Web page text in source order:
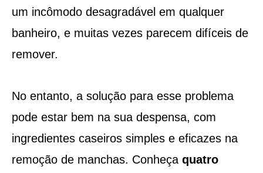
um incômodo desagradável em qualquer
banheiro, e muitas vezes parecem difíceis de
remover.
No entanto, a solução para esse problema
pode estar bem na sua despensa, com
ingredientes caseiros simples e eficazes na
remoção de manchas. Conheça quatro